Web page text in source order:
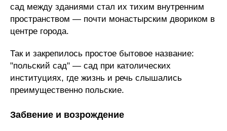
сад между зданиями стал их тихим внутренним
пространством — почти монастырским двориком в
центре города.
Так и закрепилось простое бытовое название:
"польский сад" — сад при католических
институциях, где жизнь и речь слышались
преимущественно польские.
Забвение и возрождение